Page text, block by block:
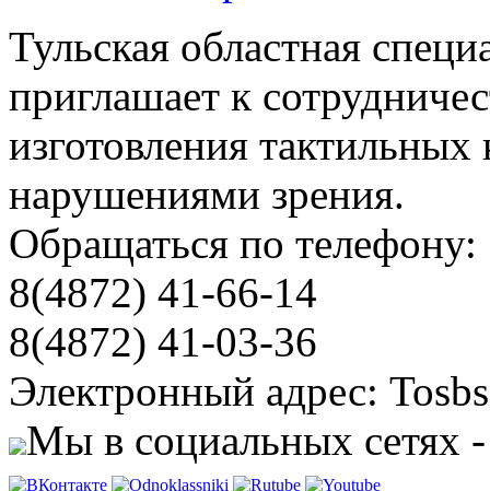
Тульская областная
приглашает к
изготовления
нарушениями зрения.
Обращаться по телефону:
8(4872) 41-66-14
8(4872) 41-03-36
Электронный адрес:
Мы в социальных сетях